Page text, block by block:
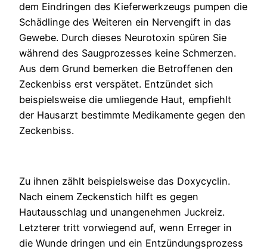
dem Eindringen des Kieferwerkzeugs pumpen die
Schädlinge des Weiteren ein Nervengift in das
Gewebe. Durch dieses Neurotoxin spüren Sie
während des Saugprozesses keine Schmerzen.
Aus dem Grund bemerken die Betroffenen den
Zeckenbiss erst verspätet. Entzündet sich
beispielsweise die umliegende Haut, empfiehlt
der Hausarzt bestimmte Medikamente gegen den
Zeckenbiss.
Zu ihnen zählt beispielsweise das Doxycyclin.
Nach einem Zeckenstich hilft es gegen
Hautausschlag und unangenehmen Juckreiz.
Letzterer tritt vorwiegend auf, wenn Erreger in
die Wunde dringen und ein Entzündungsprozess